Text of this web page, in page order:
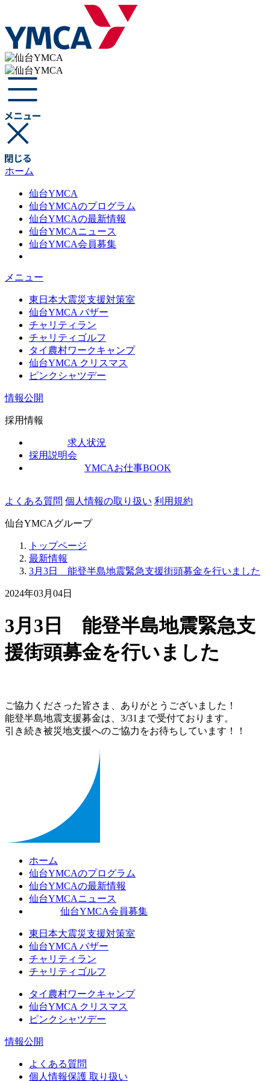
ホーム
仙台YMCA
仙台YMCAのプログラム
仙台YMCAの最新情報
仙台YMCAニュース
仙台YMCA会員募集
メニュー
東日本大震災支援対策室
仙台YMCA バザー
チャリティラン
チャリティゴルフ
タイ農村ワークキャンプ
仙台YMCA クリスマス
ピンクシャツデー
情報公開
採用情報
求人状況
採用説明会
YMCAお仕事BOOK
よくある質問 個人情報の取り扱い 利用規約
仙台YMCAグループ
トップページ
最新情報
3月3日 能登半島地震緊急支援街頭募金を行いました
2024年03月04日
3月3日 能登半島地震緊急支
援街頭募金を行いました
ご協力くださった皆さま、ありがとうございました！
能登半島地震支援募金は、3/31まで受付ております。
引き続き被災地支援へのご協力をお待ちしています！！
ホーム
仙台YMCAのプログラム
仙台YMCAの最新情報
仙台YMCAニュース
仙台YMCA会員募集
東日本大震災支援対策室
仙台YMCA バザー
チャリティラン
チャリティゴルフ
タイ農村ワークキャンプ
仙台YMCA クリスマス
ピンクシャツデー
情報公開
よくある質問
個人情報保護 取り扱い